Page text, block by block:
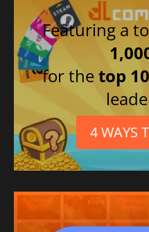
Featuring a
for thetop
4 WAYS